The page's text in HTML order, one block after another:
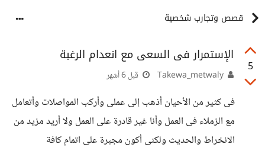
قصص وتجارب شخصية
5
الإستمرار فى السعى مع انعدام الرغبة
قبل 6 أشهر
فى كثير من الأحيان أذهب إلى عملى وأركب المواصلات وأتعامل
مع الزملاء فى العمل وأنا غير قادرة على العمل ولا أريد مزيد من
الانخراط والحديث ولكنى أكون مجبرة على اتمام كافة